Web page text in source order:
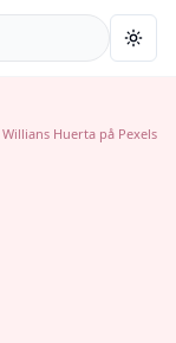
Willians Huerta på Pexels